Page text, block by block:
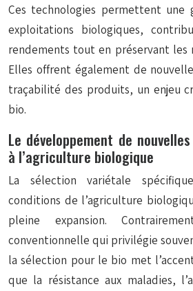
Ces technologies permettent une
exploitations biologiques,
rendements tout en préservant les
Elles offrent également de
traçabilité des produits, un enjeu
bio.
Le développement de
à l’agriculture biologique
La sélection variétale
conditions de l’agriculture
pleine expansion.
conventionnelle qui privilégie
la sélection pour le bio met
que la résistance aux maladies,